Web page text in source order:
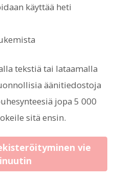
käyttää heti
tekstiä tai lataamalla
äänitiedostoja
jopa 5 000
sitä ensin.
vie